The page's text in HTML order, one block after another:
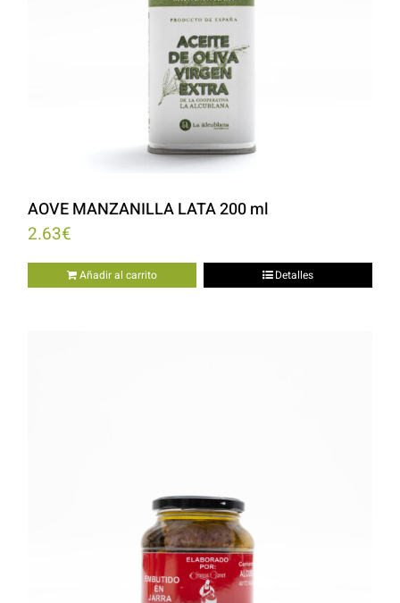
AOVE MANZANILLA LATA 200 ml
2.63€
Añadir al carrito Detalles